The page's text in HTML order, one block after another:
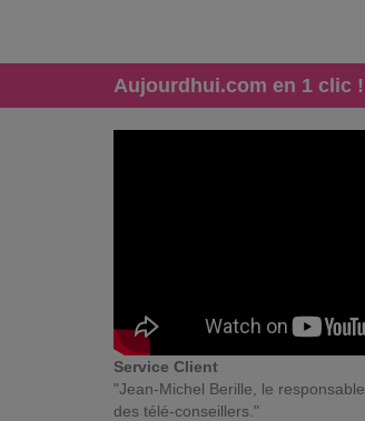
Aujourdhui.com en 1 clic !
Service Client
"Jean-Michel Berille, le responsable
des télé-conseillers."